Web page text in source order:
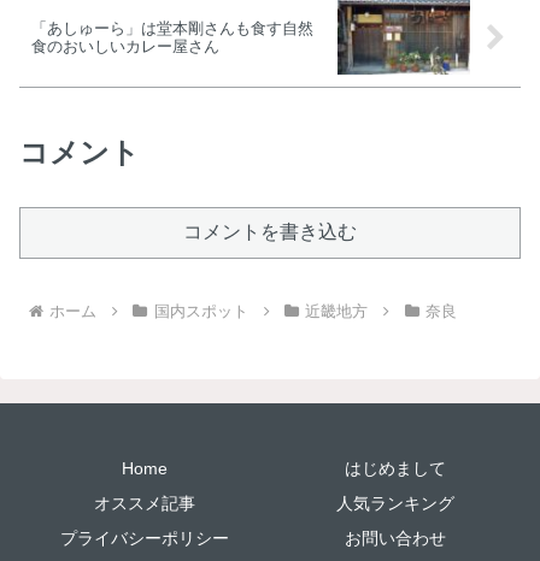
「あしゅーら」は堂本剛さんも食す自然
食のおいしいカレー屋さん
コメント
コメントを書き込む
ホーム 国内スポット 近畿地方 奈良
Home
はじめまして
オススメ記事
人気ランキング
プライバシーポリシー
お問い合わせ